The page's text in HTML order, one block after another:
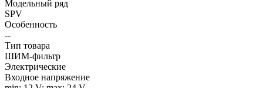
Модельный ряд
SPV
Особенность
--
Тип товара
ШИМ-фильтр
Электрические
Входное напряжение